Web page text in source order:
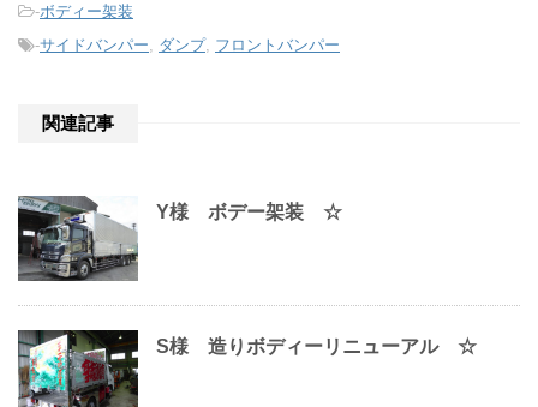
-ボディー架装
-サイドバンパー ダンプ, フロントバンパー
関連記事
Y様 ボデー架装 ☆
S様 造りボディーリニューアル ☆